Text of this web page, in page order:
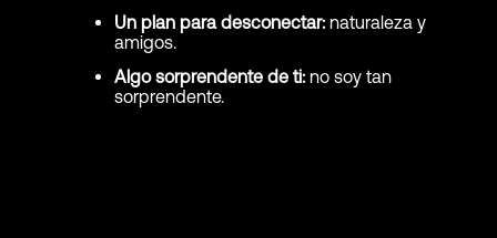
Un plan para desconectar:naturaleza y
amigos.
Algo sorprendente de ti:no soy tan
sorprendente.